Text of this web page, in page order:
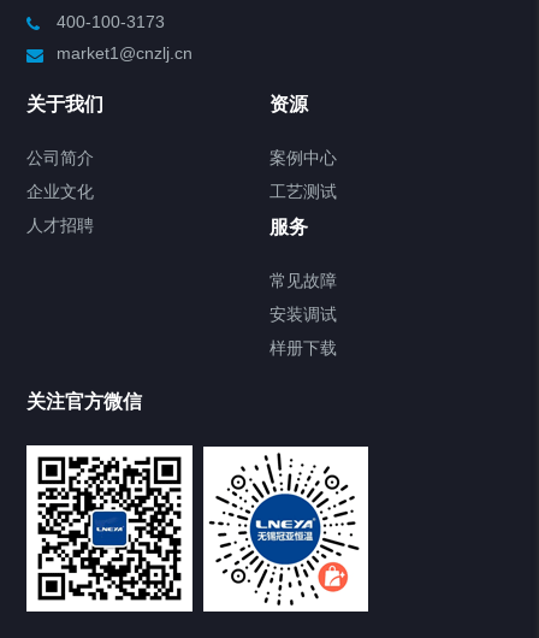
400-100-3173
market1@cnzlj.cn
关于我们
公司简介
企业文化
人才招聘
资源
案例中心
工艺测试
服务
常见故障
安装调试
样册下载
关注官方微信